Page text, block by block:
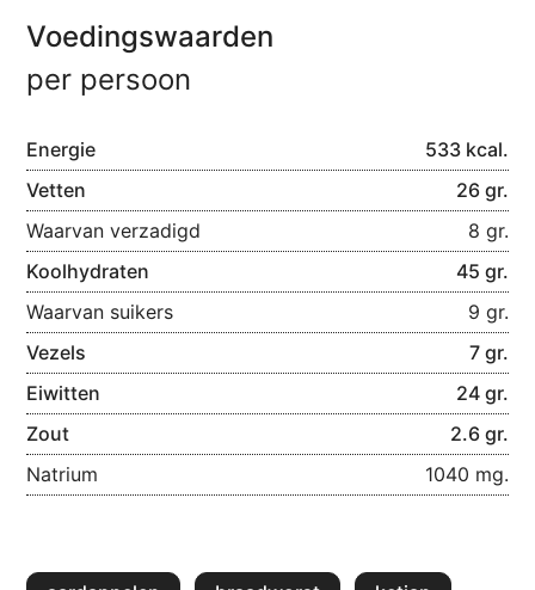
Voedingswaarden
per persoon
Energie
533 kcal.
Vetten
26 gr.
Waarvan verzadigd
8 gr.
Koolhydraten
45 gr.
Waarvan suikers
9 gr.
Vezels
7 gr.
Eiwitten
24 gr.
Zout
2.6 gr.
Natrium
1040 mg.